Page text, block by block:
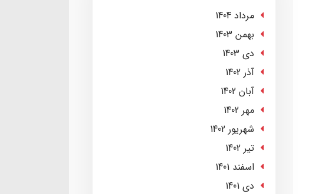
مرداد 1404
بهمن 1403
دی 1403
آذر 1402
آبان 1402
مهر 1402
شهریور 1402
تير 1402
اسفند 1401
دی 1401